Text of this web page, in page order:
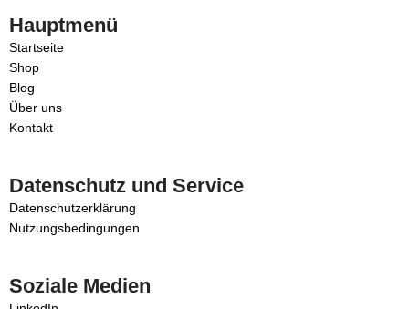
Hauptmenü
Startseite
Shop
Blog
Über uns
Kontakt
Datenschutz und Service
Datenschutzerklärung
Nutzungsbedingungen
Soziale Medien